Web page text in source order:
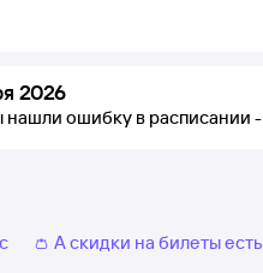
2026
нашли ошибку в расписании -
👛 А скидки на билеты есть